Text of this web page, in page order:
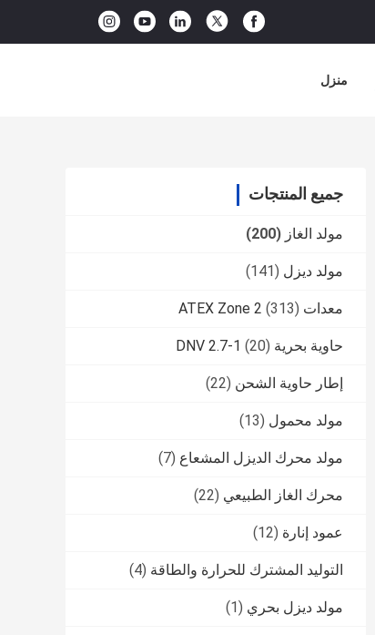
منزل
جميع المنتجات
مولد الغاز (200)
مولد ديزل (141)
معدات ATEX Zone 2 (313)
حاوية بحرية DNV 2.7-1 (20)
إطار حاوية الشحن (22)
مولد محمول (13)
مولد محرك الديزل المشعاع (7)
محرك الغاز الطبيعي (22)
عمود إنارة (12)
التوليد المشترك للحرارة والطاقة (4)
مولد ديزل بحري (1)